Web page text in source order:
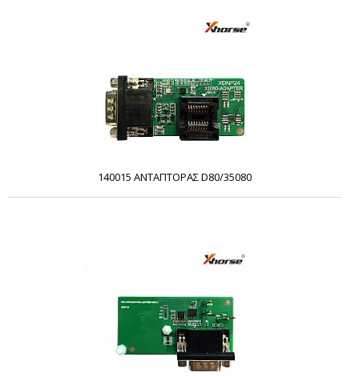
140015 ΑΝΤΑΠΤΟΡΑΣ D80/35080